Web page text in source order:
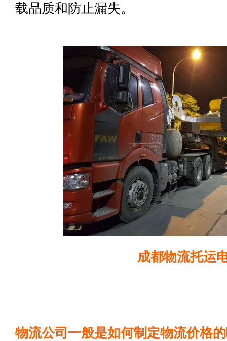
载品质和防止漏失。
成都物流托运
物流公司一般是如何制定物流价格